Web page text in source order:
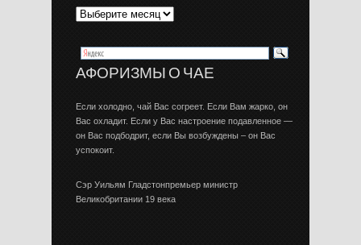
АФОРИЗМЫ О ЧАЕ
Если холодно, чай Вас согреет. Если Вам жарко, он
Вас охладит. Если у Вас настроение подавленное —
он Вас подбодрит, если Вы возбуждены – он Вас
успокоит.
Сэр Уильям Гладстонпремьер министр
Великобритании 19 века